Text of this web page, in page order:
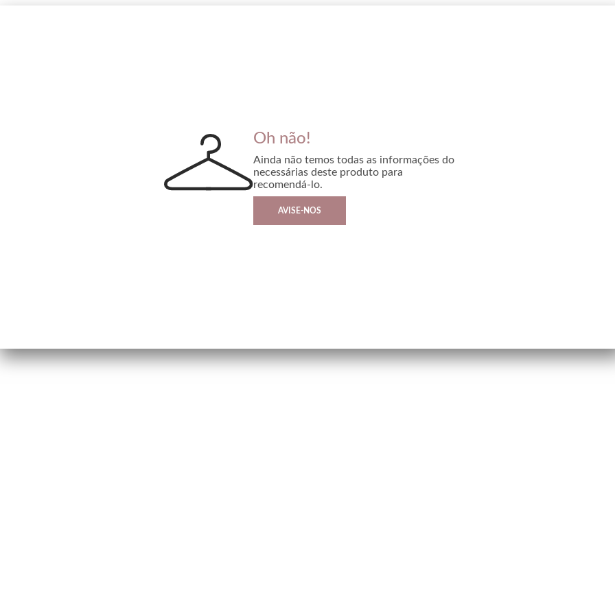
Oh não!
Ainda não temos todas as informações do
necessárias deste produto para
recomendá-lo.
AVISE-NOS